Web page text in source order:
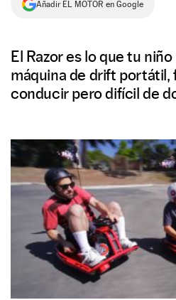
SÍGUENOS
Añadir EL MOTOR en Google
El Razor es lo que tu
máquina de drift portátil,
conducir pero difícil de